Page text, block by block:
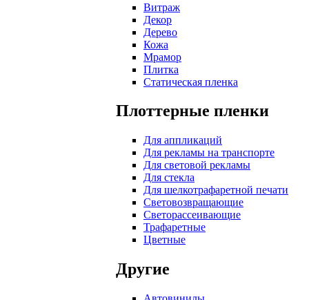
Витраж
Декор
Дерево
Кожа
Мрамор
Плитка
Статическая пленка
Плоттерные пленки
Для аппликаций
Для рекламы на транспорте
Для световой рекламы
Для стекла
Для шелкотрафаретной печати
Световозвращающие
Светорассеивающие
Трафаретные
Цветные
Другие